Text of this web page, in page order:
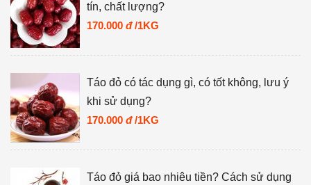
tín, chất lượng?
170.000 đ /1KG
Táo đỏ có tác dụng gì, có tốt không, lưu ý
khi sử dụng?
170.000 đ /1KG
Táo đỏ giá bao nhiêu tiền? Cách sử dụng